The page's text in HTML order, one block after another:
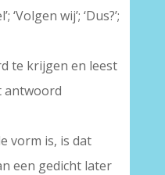
‘Volgen wij’; ‘Dus?’;
te krijgen en leest
antwoord
vorm is, is dat
een gedicht later